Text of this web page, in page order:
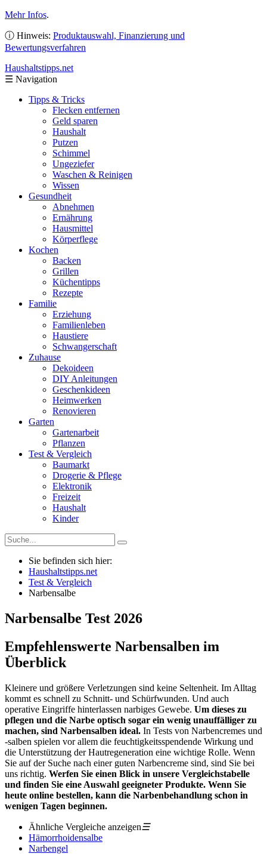
Mehr Infos.
ⓘ Hinweis: Produktauswahl, Finanzierung und
Bewertungsverfahren
Haushaltstipps.net
☰ Navigation
Tipps & Tricks
Flecken entfernen
Geld sparen
Haushalt
Putzen
Schimmel
Ungeziefer
Waschen & Reinigen
Wissen
Gesundheit
Abnehmen
Ernährung
Hausmittel
Körperflege
Kochen
Backen
Grillen
Küchentipps
Rezepte
Familie
Erziehung
Familienleben
Haustiere
Schwangerschaft
Zuhause
Dekoideen
DIY Anleitungen
Geschenkideen
Heimwerken
Renovieren
Garten
Gartenarbeit
Pflanzen
Test & Vergleich
Baumarkt
Drogerie & Pflege
Elektronik
Freizeit
Haushalt
Kinder
Sie befinden sich hier:
Haushaltstipps.net
Test & Vergleich
Narbensalbe
Narbensalbe Test 2026
Empfehlenswerte Narbensalben im
Überblick
Kleinere und größere Verletzungen sind keine Seltenheit. Im Alltag
kommt es schnell zu Schnitt- und Schürfwunden. Und auch
operative Eingriffe hinterlassen narbiges Gewebe. Um dieses zu
pflegen und die Narbe optisch sogar ein wenig unauffälliger zu
machen, sind Narbensalben ideal. In Tests von Narbencremes und
-salben spielen vor allem die feuchtigkeitsspendende Wirkung und
die Unterstützung der Hautregeneration eine wichtige Rolle. Wenn
Sie auf der Suche nach einer guten Narbencreme sind, sind Sie bei
uns richtig. Werfen Sie einen Blick in unsere Vergleichstabelle
und finden Sie eine Auswahl geeigneter Produkte. Wenn Sie
heute online bestellen, kann die Narbenbehandlung schon in
wenigen Tagen beginnen.
Ähnliche Vergleiche anzeigen☰
Hämorrhoidensalbe
Narbengel